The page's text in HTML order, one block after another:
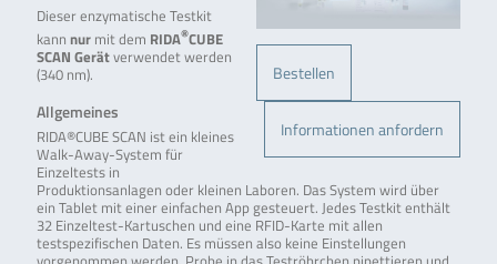
Bestellen
Informationen anfordern
Dieser enzymatische Testkit
kann nurmit dem RIDA®CUBE
SCAN Gerätverwendet werden
(340 nm).
Allgemeines
RIDA®CUBE SCAN ist ein kleines
Walk-Away-System für
Einzeltests in
Produktionsanlagen oder kleinen Laboren. Das System wird über
ein Tablet mit einer einfachen App gesteuert. Jedes Testkit enthält
32 Einzeltest-Kartuschen und eine RFID-Karte mit allen
testspezifischen Daten. Es müssen also keine Einstellungen